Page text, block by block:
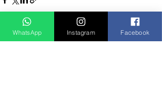
Posts recentes Ver tudo
WhatsApp Instagram Facebook